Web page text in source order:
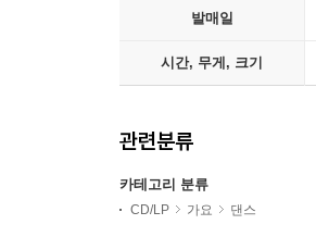
발매일
시간, 무게, 크기
관련분류
카테고리 분류
CD/LP 가요 댄스